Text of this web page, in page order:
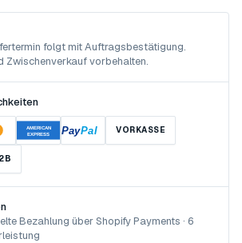
folgt mit Auftragsbestätigung.
Zwischenverkauf vorbehalten.
AMERICAN
EXPRESS
PayPal VORKASSE
Bezahlung über Shopify Payments · 6